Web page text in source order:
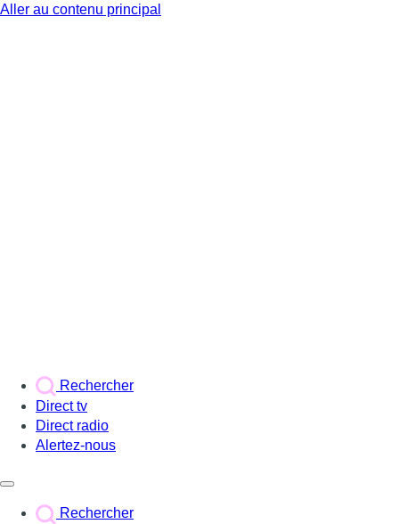
Aller au contenu principal
Rechercher
Direct tv
Direct radio
Alertez-nous
Rechercher